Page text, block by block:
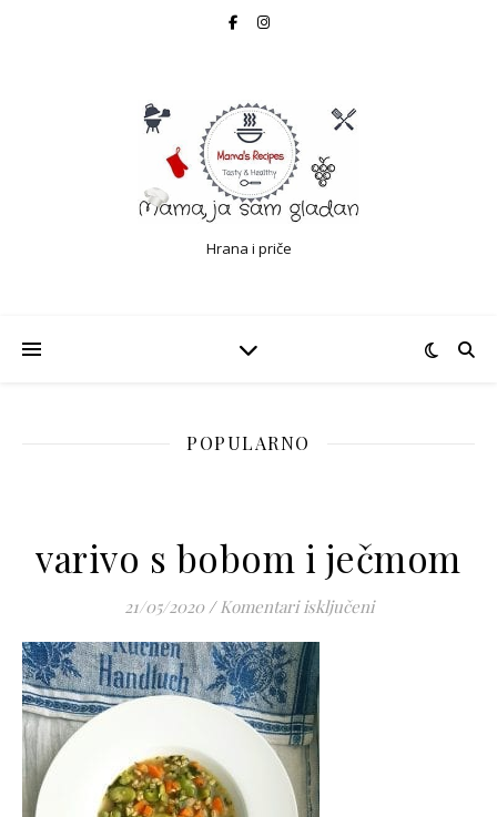
Hrana i priče
POPULARNO
varivo s bobom i ječmom
21/05/2020 / Komentari isključeniza varivo s